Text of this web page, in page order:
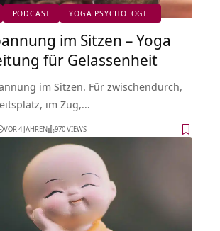
PODCAST YOGA PSYCHOLOGIE
im Sitzen – Yoga
für Gelassenheit
im Sitzen. Für zwischendurch,
im Zug,…
VOR 4 JAHREN 970 VIEWS